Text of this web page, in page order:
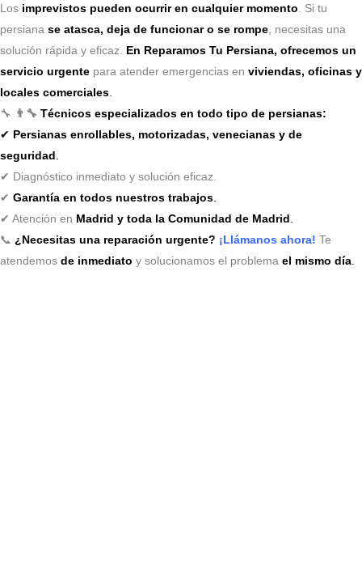
Los imprevistos pueden ocurrir en cualquier momento . Si tu
persiana se atasca, deja de funcionar o se rompe , necesitas una
solución rápida y eficaz. En Reparamos Tu Persiana, ofrecemos un
servicio urgente para atender emergencias en viviendas, oficinas y
locales comerciales
🔧 👨‍🔧 Técnicos especializados en todo tipo de persianas:
✔ Persianas enrollables, motorizadas, venecianas y de
seguridad
✔ Diagnóstico inmediato y solución eficaz.
✔ Garantía en todos nuestros trabajos
✔ Atención en Madrid y toda la Comunidad de Madrid
📞 ¿Necesitas una reparación urgente? ¡Llámanos ahora! Te
atendemos de inmediato y solucionamos el problema el mismo día